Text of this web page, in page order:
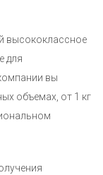
высококлассное
для
вы
объемах, от 1 кг